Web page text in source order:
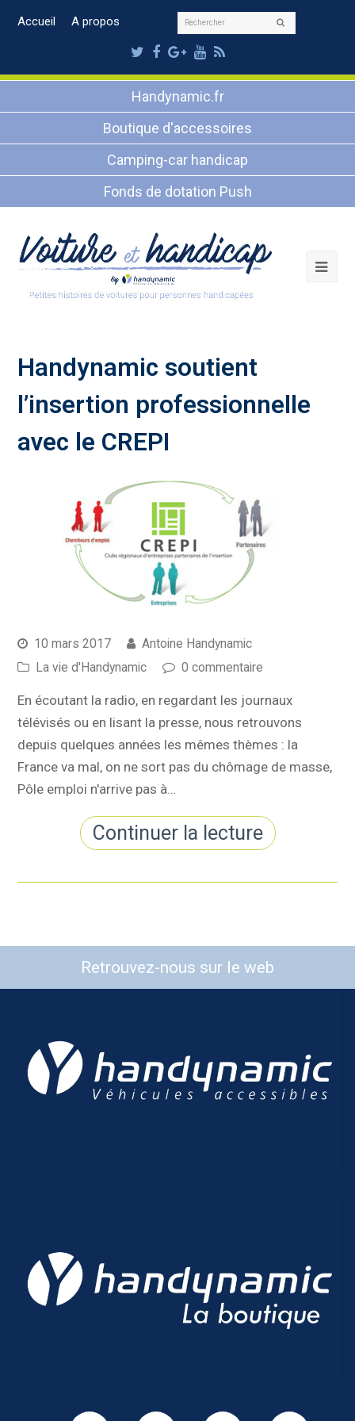
Accueil A propos Rechercher
Twitter
Facebook
Google
Plus
Youtube
RSS
Handynamic.fr
Boutique d'accessoires
Camping-car handicap
Fonds de dotation Push
Handynamic soutient
l’insertion professionnelle
avec le CREPI
10 mars 2017
Antoine Handynamic
La vie d'Handynamic
0 commentaire
En écoutant la radio, en regardant les journaux
télévisés ou en lisant la presse, nous retrouvons
depuis quelques années les mêmes thèmes : la
France va mal, on ne sort pas du chômage de masse,
Pôle emploi n'arrive pas à…
Continuer la lecture
Retrouvez-nous sur le web